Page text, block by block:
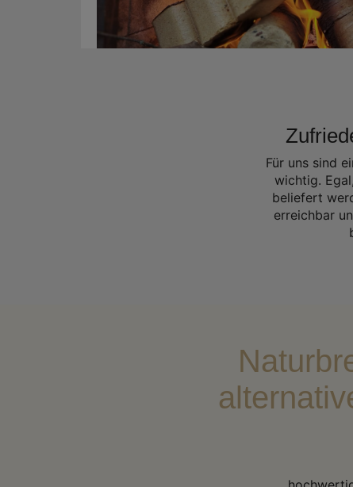
Für uns sind
wichtig.
beliefert
erreichbar